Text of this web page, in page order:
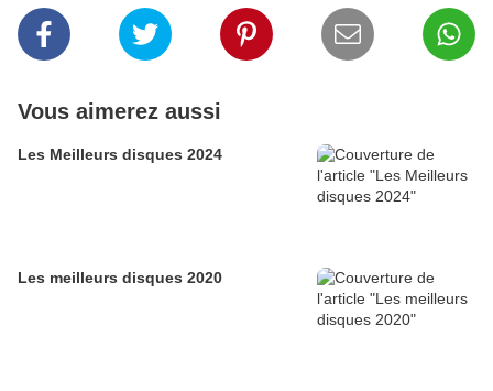
Vous aimerez aussi
Les Meilleurs disques 2024
Les meilleurs disques 2020